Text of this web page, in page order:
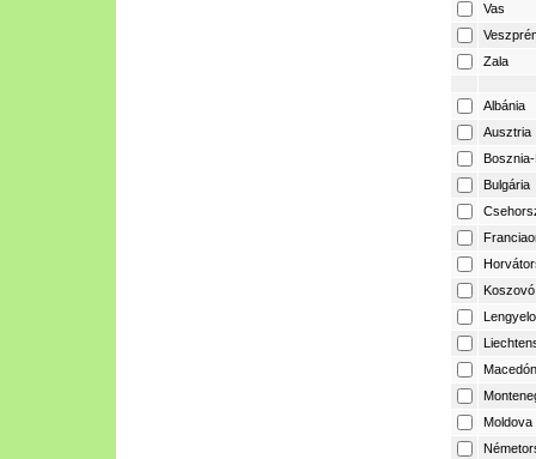
Vas
Zala
Albánia
Ausztria
Bulgária
Koszovó
Moldova